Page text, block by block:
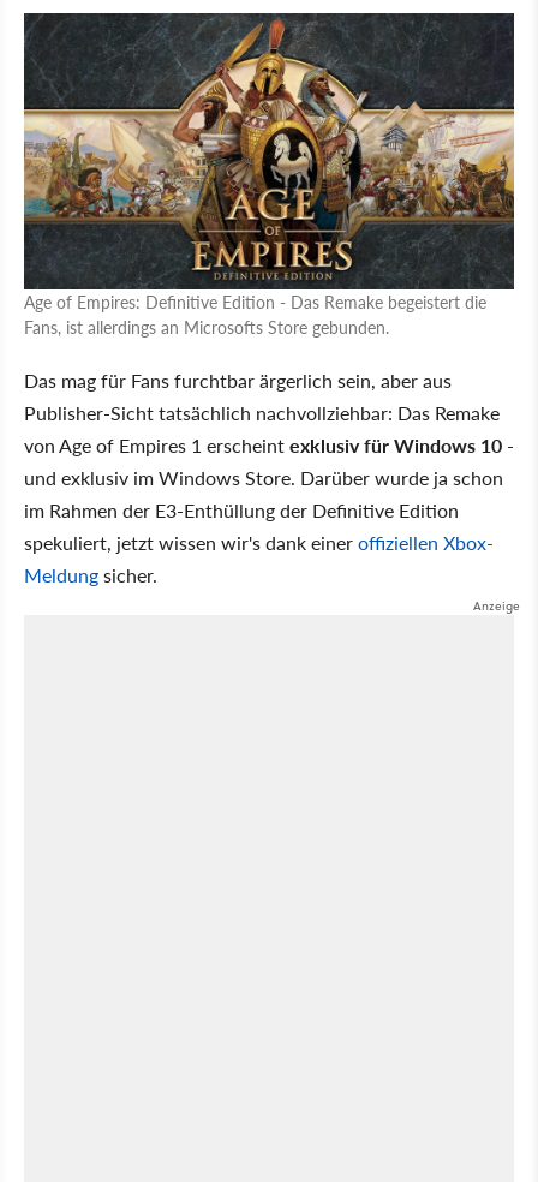
Age of Empires: Definitive Edition - Das Remake begeistert die
Fans, ist allerdings an Microsofts Store gebunden.
Das mag für Fans furchtbar ärgerlich sein, aber aus
Publisher-Sicht tatsächlich nachvollziehbar: Das Remake
von Age of Empires 1 erscheintexklusiv für Windows 10 -
und exklusiv im Windows Store. Darüber wurde ja schon
im Rahmen der E3-Enthüllung der Definitive Edition
spekuliert, jetzt wissen wir's dank eineroffiziellen Xbox-
Meldungsicher.